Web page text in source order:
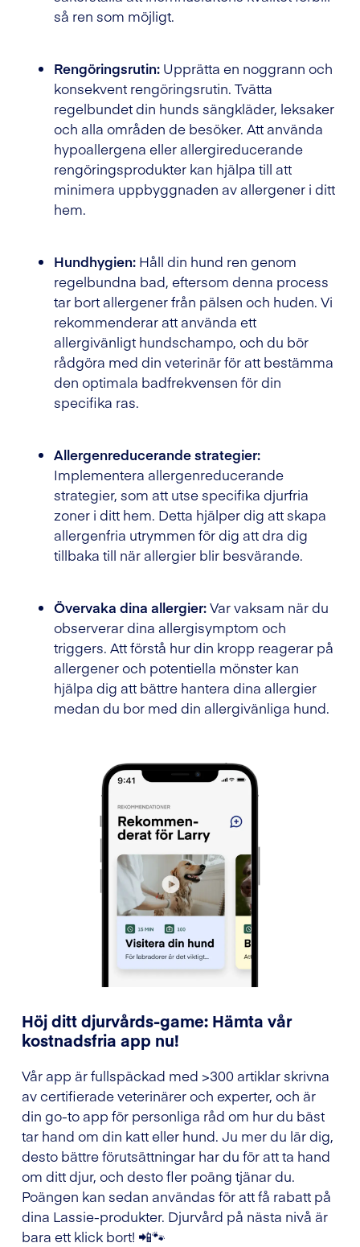
så ren som möjligt.
Rengöringsrutin: Upprätta en noggrann och
konsekvent rengöringsrutin. Tvätta
regelbundet din hunds sängkläder, leksaker
och alla områden de besöker. Att använda
hypoallergena eller allergireducerande
rengöringsprodukter kan hjälpa till att
minimera uppbyggnaden av allergener i ditt
hem.
Hundhygien: Håll din hund ren genom
regelbundna bad, eftersom denna process
tar bort allergener från pälsen och huden. Vi
rekommenderar att använda ett
allergivänligt hundschampo, och du bör
rådgöra med din veterinär för att bestämma
den optimala badfrekvensen för din
specifika ras.
Allergenreducerande strategier:
Implementera allergenreducerande
strategier, som att utse specifika djurfria
zoner i ditt hem. Detta hjälper dig att skapa
allergenfria utrymmen för dig att dra dig
tillbaka till när allergier blir besvärande.
Övervaka dina allergier:Var vaksam när du
observerar dina allergisymptom och
triggers. Att förstå hur din kropp reagerar på
allergener och potentiella mönster kan
hjälpa dig att bättre hantera dina allergier
medan du bor med din allergivänliga hund.
Höj ditt djurvårds-game: Hämta vår
kostnadsfria app nu!
Vår app är fullspäckad med >300 artiklar skrivna
av certifierade veterinärer och experter, och är
din go-to app för personliga råd om hur du bäst
tar hand om din katt eller hund. Ju mer du lär dig,
desto bättre förutsättningar har du för att ta hand
om ditt djur, och desto fler poäng tjänar du.
Poängen kan sedan användas för att få rabatt på
dina Lassie-produkter. Djurvård på nästa nivå är
bara ett klick bort! 📲🐾